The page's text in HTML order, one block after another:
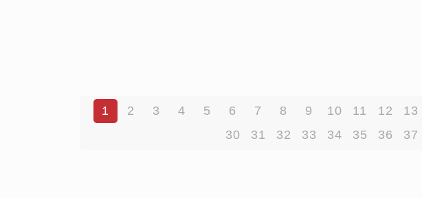
1 2 3 4 5 6 7 8 9 10 11 12 13
30
31 32 33 34 35 36 37